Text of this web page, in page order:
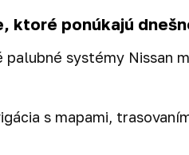
ktoré ponúkajú
palubné systémy Nissan
s mapami,